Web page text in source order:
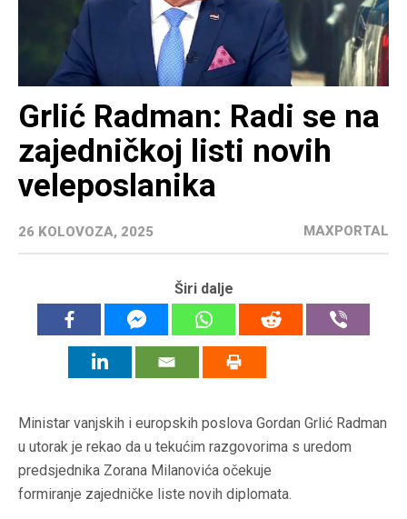
Grlić Radman: Radi se na
zajedničkoj listi novih
veleposlanika
26 KOLOVOZA, 2025 MAXPORTAL
Širi dalje
Ministar vanjskih i europskih poslova Gordan Grlić Radman
u utorak je rekao da u tekućim razgovorima s uredom
predsjednika Zorana Milanovića očekuje
formiranje zajedničke liste novih diplomata.